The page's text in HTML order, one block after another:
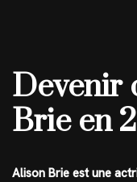
Devenir
Brie en
Alison Brie est une